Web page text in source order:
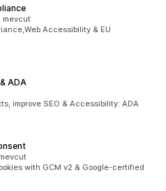
mevcut
Accessibility & EU
ADA
improve SEO & Accessibility: ADA
with GCM v2 & Google-certified